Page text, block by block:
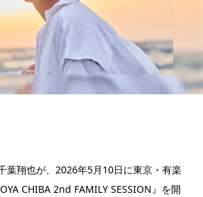
葉翔也が、2026年5月10日に東京・有楽
CHIBA 2nd FAMILY SESSION』を開